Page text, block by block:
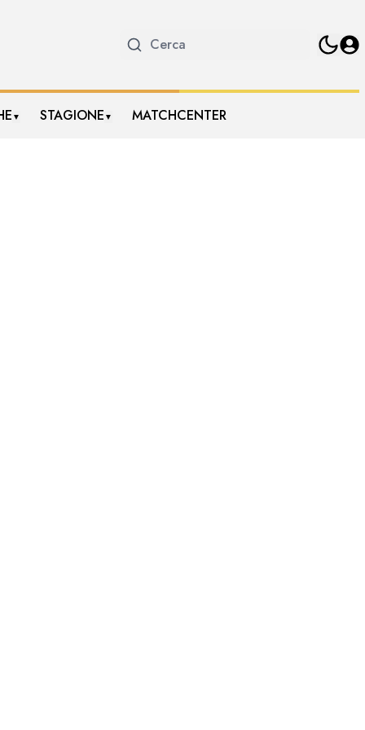
▼ STAGIONE ▼ MATCHCENTER